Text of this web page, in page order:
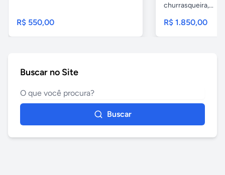
R$ 550,00
churrasqueira,...
R$ 1.850,00
Buscar no Site
Buscar